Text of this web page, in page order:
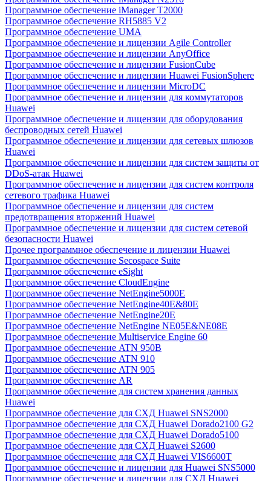
Программное обеспечение iManager T2000
Программное обеспечение RH5885 V2
Программное обеспечение UMA
Программное обеспечение и лицензии Agile Controller
Программное обеспечение и лицензии AnyOffice
Программное обеспечение и лицензии FusionCube
Программное обеспечение и лицензии Huawei FusionSphere
Программное обеспечение и лицензии MicroDC
Программное обеспечение и лицензии для коммутаторов
Huawei
Программное обеспечение и лицензии для оборудования
беспроводных сетей Huawei
Программное обеспечение и лицензии для сетевых шлюзов
Huawei
Программное обеспечение и лицензии для систем защиты от
DDoS-атак Huawei
Программное обеспечение и лицензии для систем контроля
сетевого трафика Huawei
Программное обеспечение и лицензии для систем
предотвращения вторжений Huawei
Программное обеспечение и лицензии для систем сетевой
безопасности Huawei
Прочее программное обеспечение и лицензии Huawei
Программное обеспечение Secospace Suite
Программное обеспечение eSight
Программное обеспечение CloudEngine
Программное обеспечение NetEngine5000E
Программное обеспечение NetEngine40E&80E
Программное обеспечение NetEngine20E
Программное обеспечение NetEngine NE05E&NE08E
Программное обеспечение Multiservice Engine 60
Программное обеспечение ATN 950B
Программное обеспечение ATN 910
Программное обеспечение ATN 905
Программное обеспечение AR
Программное обеспечение для систем хранения данных
Huawei
Программное обеспечение для СХД Huawei SNS2000
Программное обеспечение для СХД Huawei Dorado2100 G2
Программное обеспечение для СХД Huawei Dorado5100
Программное обеспечение для СХД Huawei S2600
Программное обеспечение для СХД Huawei VIS6600T
Программное обеспечение и лицензии для Huawei SNS5000
Программное обеспечение и лицензии для СХД Huawei